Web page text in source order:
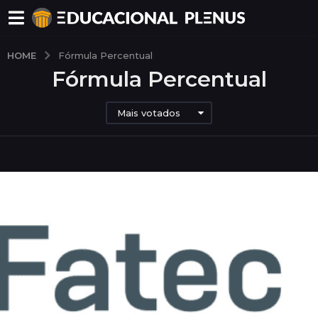
HOME Fórmula Percentual
Fórmula Percentual
Mais votados